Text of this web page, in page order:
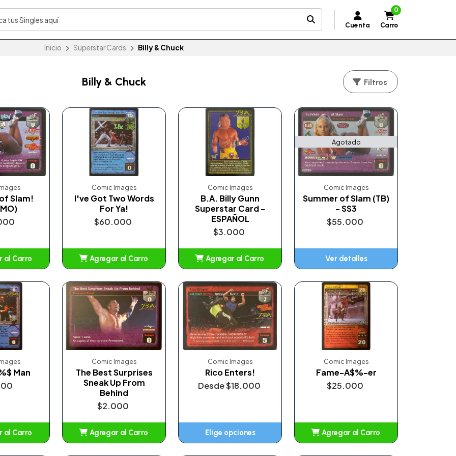
Cuenta
0
Carro
Inicio Superstar Cards Billy & Chuck
Billy & Chuck Filtros
Slam!
al Carro
Comic Images
I've Got Two Words
For Ya!
$60.000
Agregar al Carro
Comic Images
B.A. Billy Gunn
Superstar Card -
ESPAÑOL
$3.000
Agregar al Carro
Agotado
Comic Images
Summer of Slam (TB)
- SS3
$55.000
Ver detalles
Man
al Carro
Comic Images
The Best Surprises
Sneak Up From
Behind
$2.000
Agregar al Carro
Comic Images
Rico Enters!
Desde$18.000
Elige opciones
Comic Images
Fame-A$%-er
$25.000
Agregar al Carro